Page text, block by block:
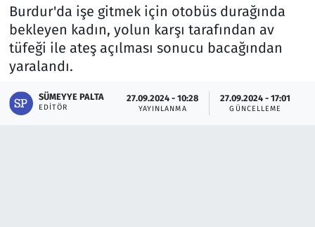
Burdur'da işe gitmek için otobüs durağında
bekleyen kadın, yolun karşı tarafından av
tüfeği ile ateş açılması sonucu bacağından
yaralandı.
SÜMEYYE PALTA
EDITÖR
27.09.2024 - 10:28
YAYINLANMA
27.09.2024 - 17:01
GÜNCELLEME
Lezzet Durağı
Memur ve Kamu
Otomobil